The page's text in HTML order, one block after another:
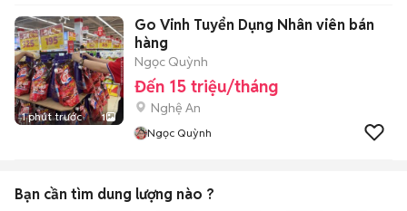
1 phút trước 1
Go Vinh Tuyển Dụng Nhân viên bán
hàng
Ngọc Quỳnh
Đến 15 triệu/tháng
Nghệ An
Ngọc Quỳnh
Bạn cần tìm dung lượng nào ?